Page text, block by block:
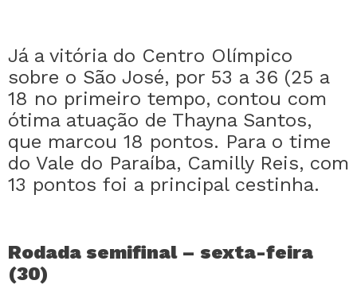
Já a vitória do Centro Olímpico
sobre o São José, por 53 a 36 (25 a
18 no primeiro tempo, contou com
ótima atuação de Thayna Santos,
que marcou 18 pontos. Para o time
do Vale do Paraíba, Camilly Reis, com
13 pontos foi a principal cestinha.
Rodada semifinal – sexta-feira
(30)